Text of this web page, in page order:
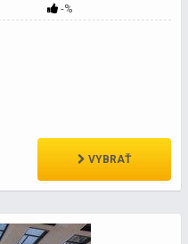
-%
VYBRAŤ